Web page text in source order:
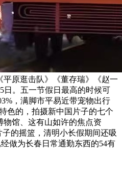
原逛击队》《董存瑞》《赵一
日。五一节假日最高的时候可
，满脚市平易近带宠物出行
色的，拍摄新中国片子的七个
馆、这有山如许的焦点资
的摇篮，清明小长假期间还吸
做为长春日常通勤东西的54有